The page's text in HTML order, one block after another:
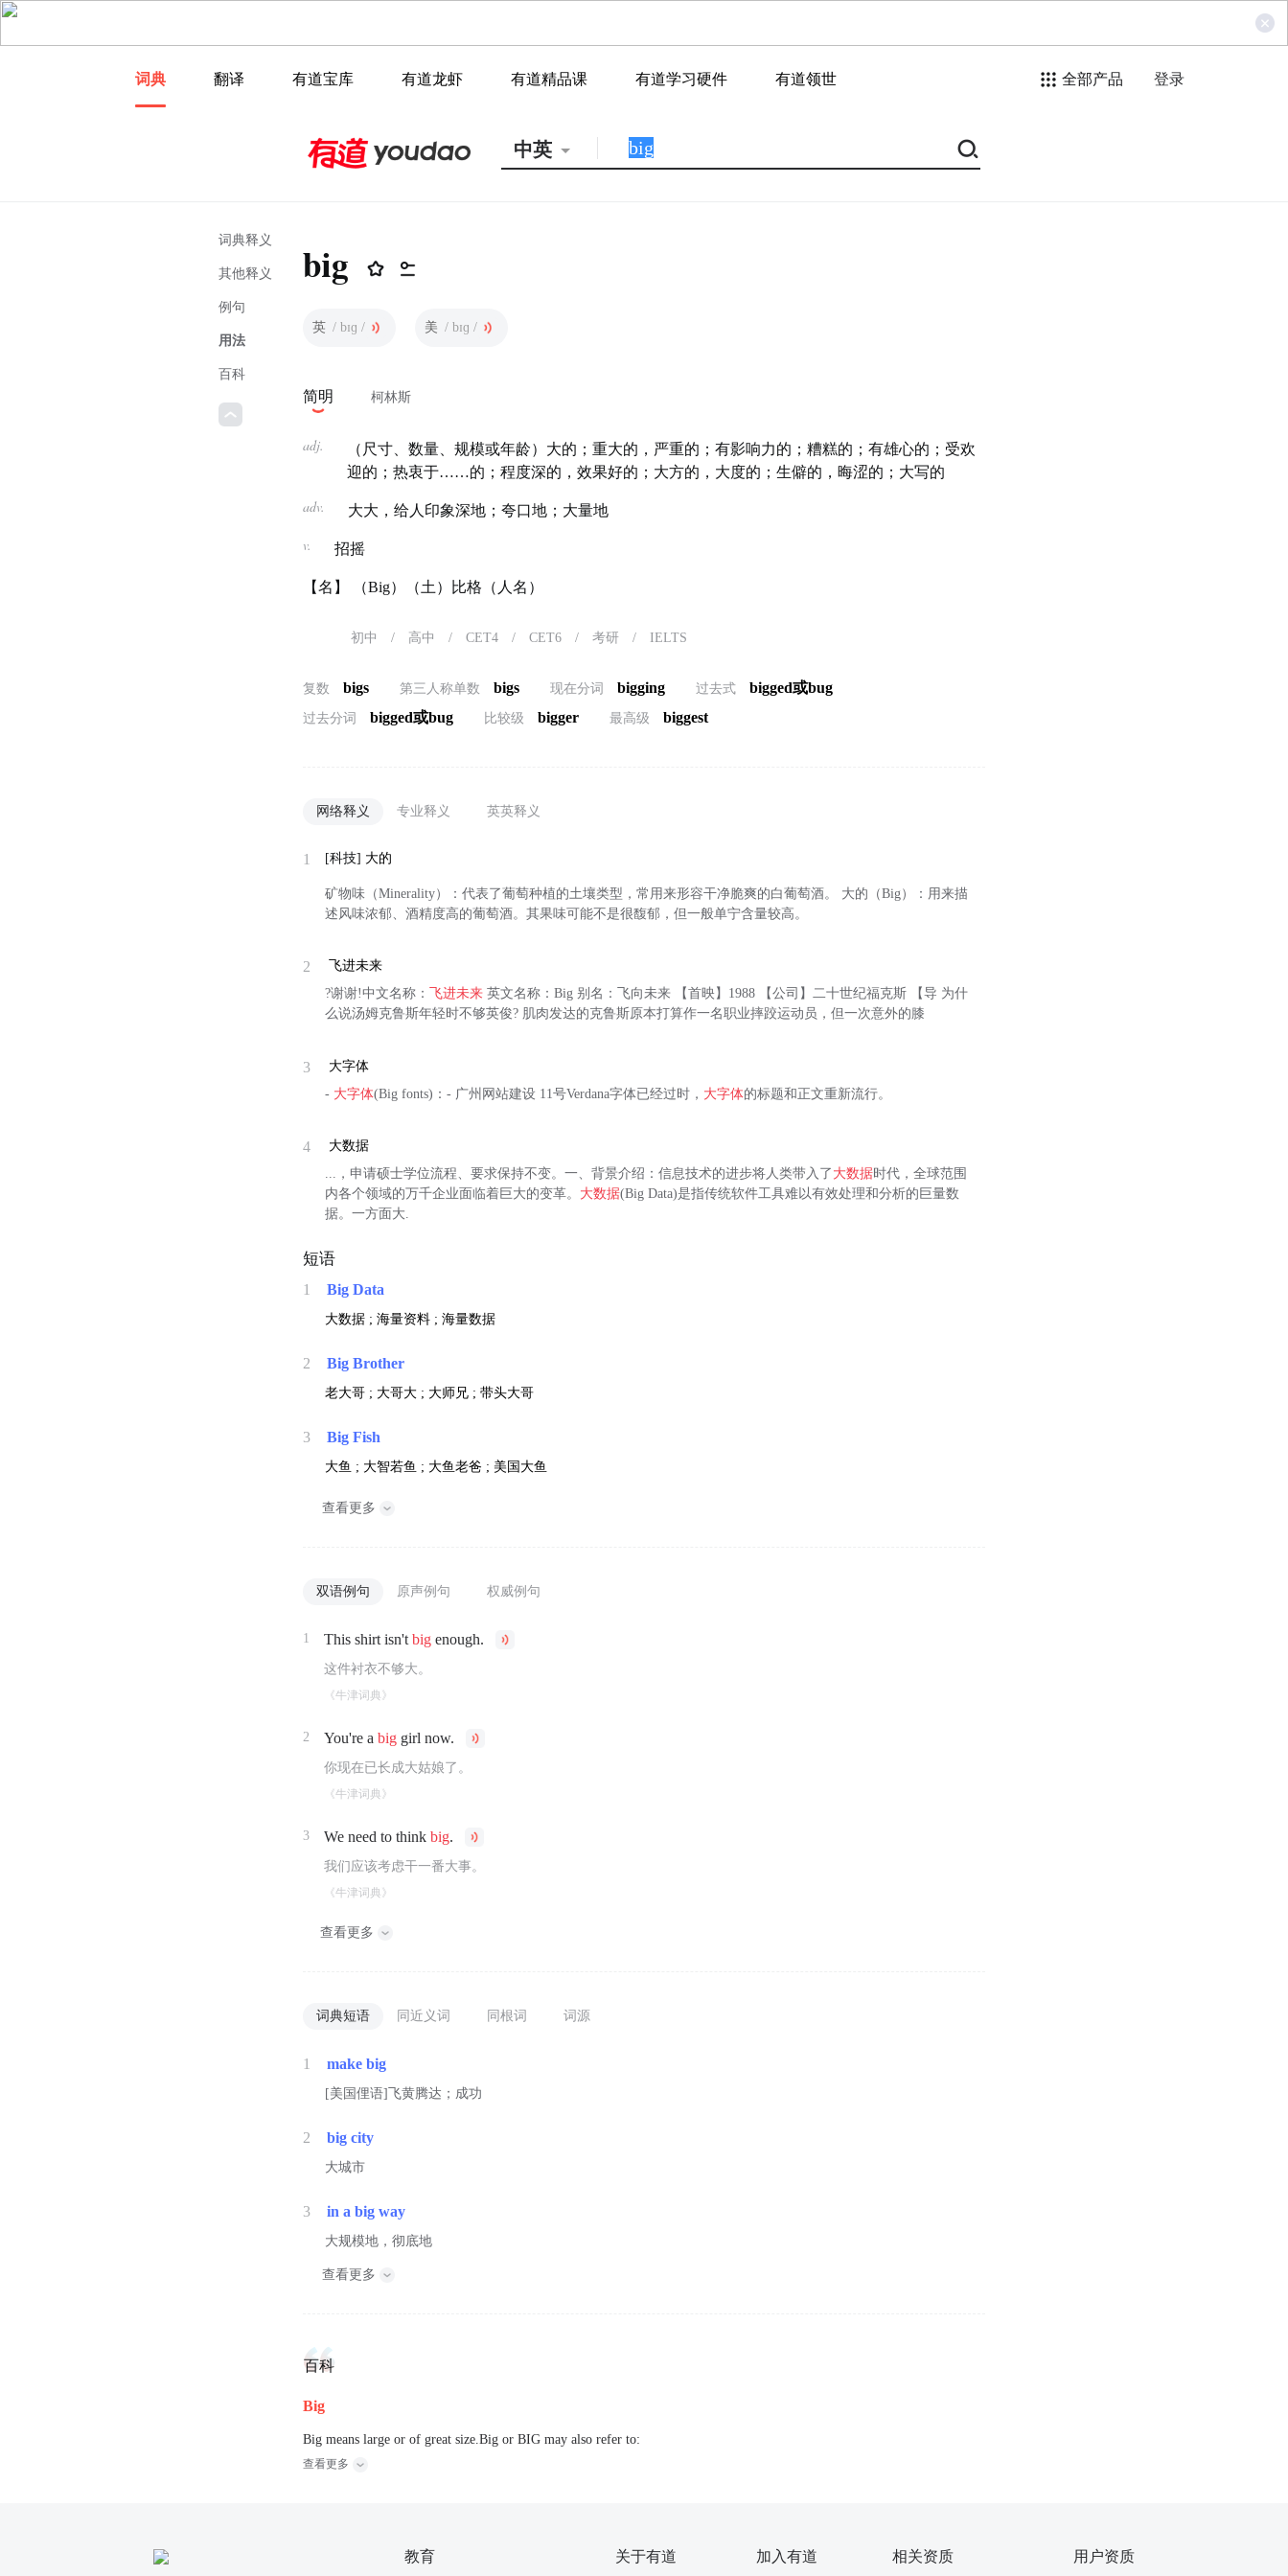
词典 翻译 有道宝库 有道龙虾 有道精品课 有道学习硬件 有道领世 全部产品 登录
中英
词典释义
其他释义
例句
用法
百科
big
英 / bɪɡ / 美 / bɪɡ /
简明 柯林斯
adj.
（尺寸、数量、规模或年龄）大的；重大的，严重的；有影响力的；糟糕的；有雄心的；受欢
迎的；热衷于……的；程度深的，效果好的；大方的，大度的；生僻的，晦涩的；大写的
adv. 大大，给人印象深地；夸口地；大量地
v. 招摇
【名】 （Big）（土）比格（人名）
初中 / 高中 / CET4 / CET6 / 考研 / IELTS
复数 bigs 第三人称单数 bigs 现在分词 bigging 过去式 bigged或bug
过去分词 bigged或bug 比较级 bigger 最高级 biggest
网络释义 专业释义 英英释义
1 [科技] 大的
矿物味（Minerality）：代表了葡萄种植的土壤类型，常用来形容干净脆爽的白葡萄酒。 大的（Big）：用来描
述风味浓郁、酒精度高的葡萄酒。其果味可能不是很馥郁，但一般单宁含量较高。
2
飞进未来
?谢谢!中文名称：
飞进未来 英文名称：Big 别名：飞向未来 【首映】1988 【公司】二十世纪福克斯 【导 为什
么说汤姆克鲁斯年轻时不够英俊? 肌肉发达的克鲁斯原本打算作一名职业摔跤运动员，但一次意外的膝
3
大字体
- 大字体(Big fonts)：- 广州网站建设 11号Verdana字体已经过时， 大字体的标题和正文重新流行。
4
大数据
...，申请硕士学位流程、要求保持不变。一、背景介绍：信息技术的进步将人类带入了 大数据时代，全球范围
内各个领域的万千企业面临着巨大的变革。 大数据(Big Data)是指传统软件工具难以有效处理和分析的巨量数
据。一方面大.
短语
1 Big Data
大数据 ; 海量资料 ; 海量数据
2 Big Brother
老大哥 ; 大哥大 ; 大师兄 ; 带头大哥
3 Big Fish
大鱼 ; 大智若鱼 ; 大鱼老爸 ; 美国大鱼
查看更多
双语例句 原声例句 权威例句
1 This shirt isn'tbig enough.
这件衬衣不够大。
《牛津词典》
2 You're abig girl now.
你现在已长成大姑娘了。
《牛津词典》
3 We need to thinkbig.
我们应该考虑干一番大事。
《牛津词典》
查看更多
词典短语 同近义词 同根词 词源
1 make big
[美国俚语]飞黄腾达；成功
2 big city
大城市
3 in a big way
大规模地，彻底地
查看更多
百科
Big
Big means large or of great size.Big or BIG may also refer to:
查看更多
教育 关于有道 加入有道 相关资质 用户资质